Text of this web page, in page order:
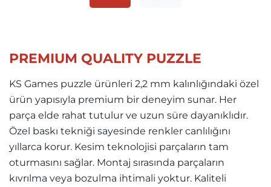
PREMIUM QUALITY PUZZLE
KS Games puzzle ürünleri 2,2 mm kalınlığındaki özel
ürün yapısıyla premium bir deneyim sunar. Her
parça elde rahat tutulur ve uzun süre dayanıklıdır.
Özel baskı tekniği sayesinde renkler canlılığını
yıllarca korur. Kesim teknolojisi parçaların tam
oturmasını sağlar. Montaj sırasında parçaların
kıvrılma veya bozulma ihtimali yoktur. Kaliteli